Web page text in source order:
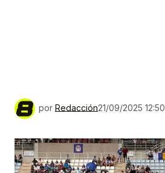
por Redacción21/09/2025 12:50